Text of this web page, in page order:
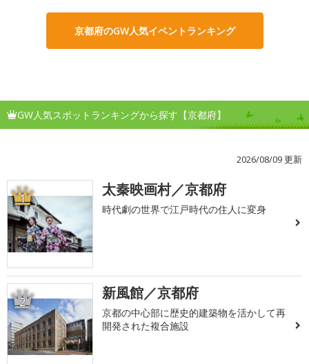
京都府のGW人気イベントランキング
GW人気スポットランキングから探す【京都府】
2026/08/09 更新
1 太秦映画村／京都府
時代劇の世界で江戸時代の住人に変身
2 新風館／京都府
京都の中心部に歴史的建築物を活かして再
開発された複合施設